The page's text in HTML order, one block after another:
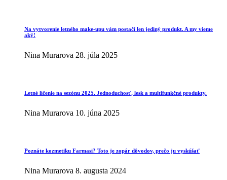
Na vytvorenie letného make-upu vám postačí len jediný produkt. A my vieme
aký!
Nina Murarova 28. júla 2025
Letné líčenie na sezónu 2025. Jednoduchosť, lesk a multifunkčné produkty.
Nina Murarova 10. júna 2025
Poznáte kozmetiku Farmasi? Toto je zopár dôvodov, prečo ju vyskúšať
Nina Murarova 8. augusta 2024